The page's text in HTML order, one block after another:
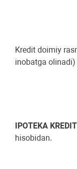
Kredit doimiy
inobatga
IPOTEKA
hisobidan.